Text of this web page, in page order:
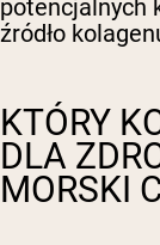
potencjalnych
źródło
KTÓRY
DLA
MORSKI